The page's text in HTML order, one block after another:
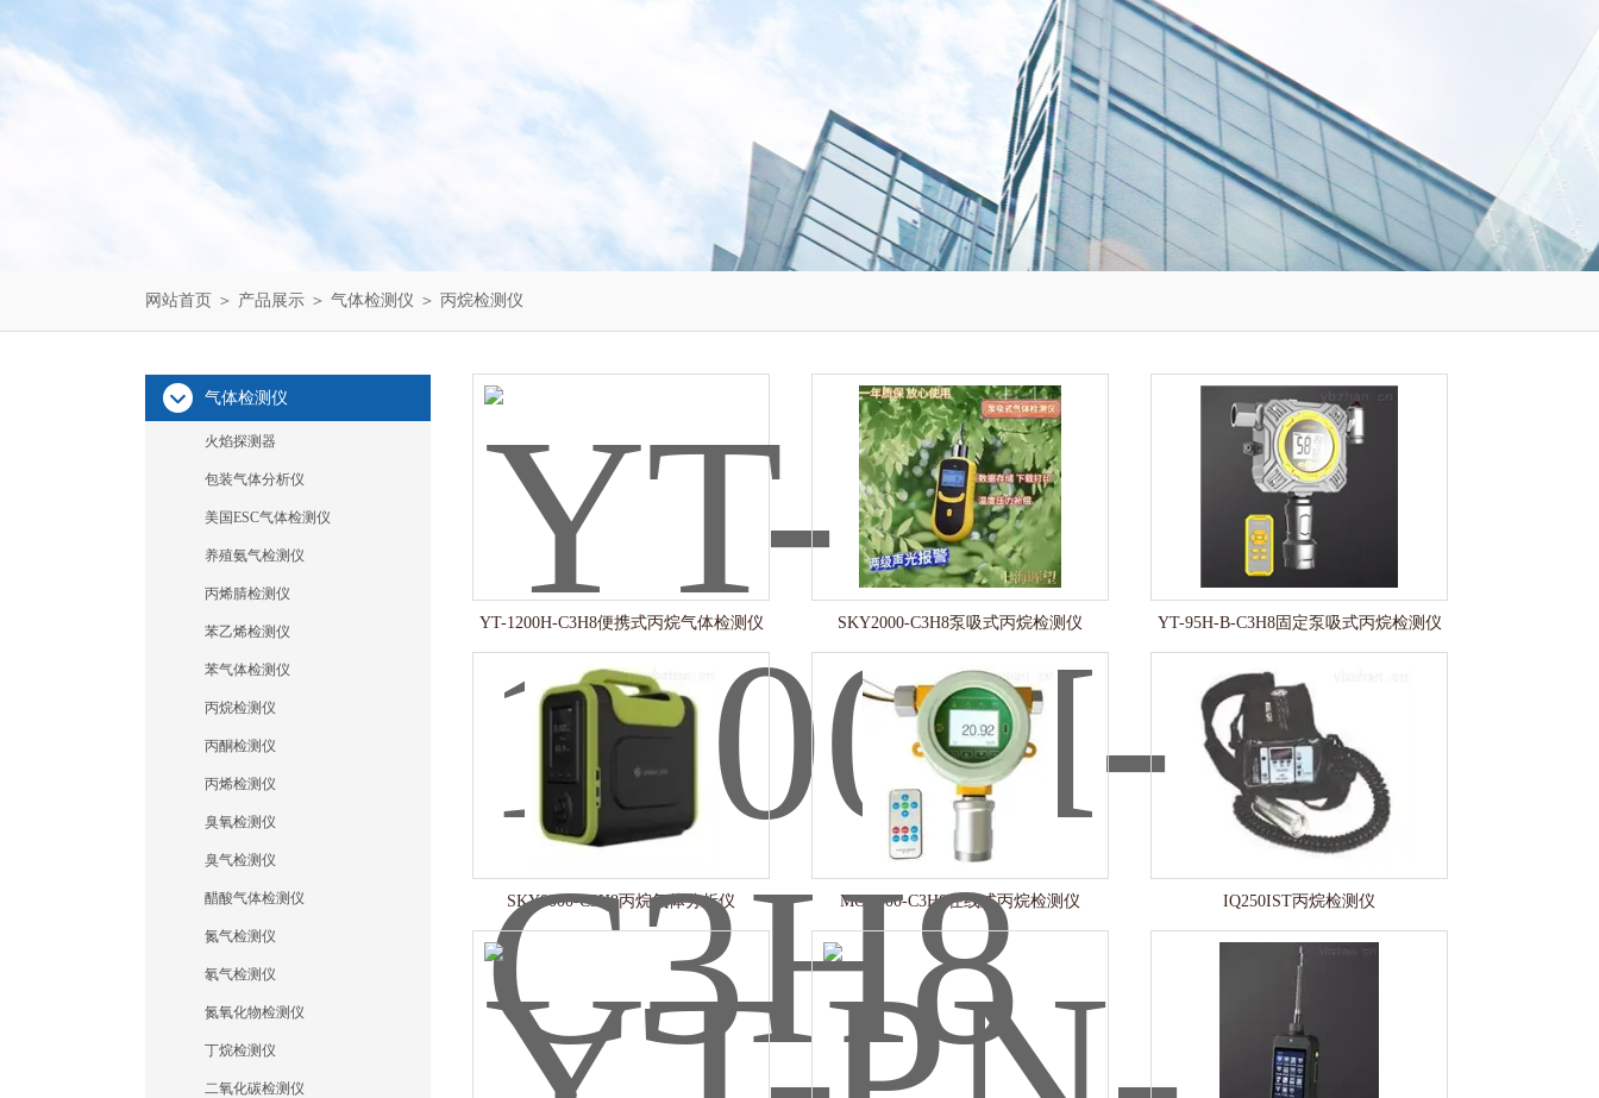
网站首页 ＞ 产品展示 ＞ 气体检测仪 ＞ 丙烷检测仪
气体检测仪
火焰探测器
包装气体分析仪
美国ESC气体检测仪
养殖氨气检测仪
丙烯腈检测仪
苯乙烯检测仪
苯气体检测仪
丙烷检测仪
丙酮检测仪
丙烯检测仪
臭氧检测仪
臭气检测仪
醋酸气体检测仪
氮气检测仪
氡气检测仪
氮氧化物检测仪
丁烷检测仪
二氧化碳检测仪
YT-1200H-C3H8便携式丙烷气体检测仪 SKY2000-C3H8泵吸式丙烷检测仪 YT-95H-B-C3H8固定泵吸式丙烷检测仪
SKY8000-C3H8丙烷气体分析仪 MOT500-C3H8在线式丙烷检测仪 IQ250IST丙烷检测仪